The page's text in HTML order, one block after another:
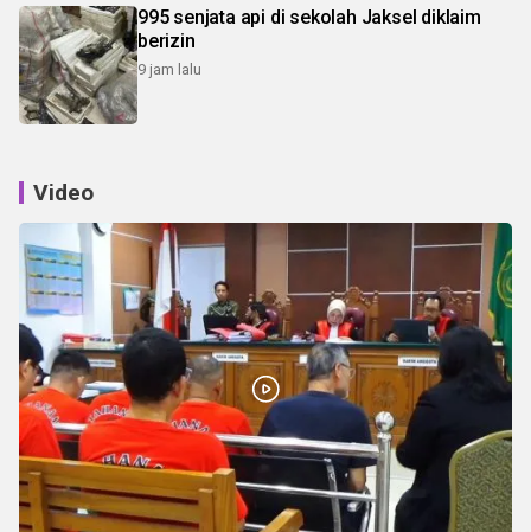
995 senjata api di sekolah Jaksel diklaim
berizin
9 jam lalu
Video